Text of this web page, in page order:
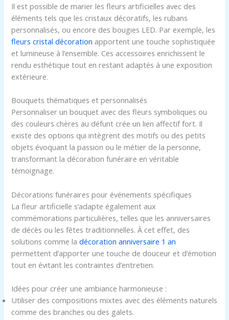
Il est possible de marier les fleurs artificielles avec des
éléments tels que les cristaux décoratifs, les rubans
personnalisés, ou encore des bougies LED. Par exemple, les
fleurs cristal décoration apportent une touche sophistiquée
et lumineuse à l’ensemble. Ces accessoires enrichissent le
rendu esthétique tout en restant adaptés à une exposition
extérieure.
Bouquets thématiques et personnalisés
Personnaliser un bouquet avec des fleurs symboliques ou
des couleurs chères au défunt crée un lien affectif fort. Il
existe des options qui intègrent des motifs ou des petits
objets évoquant la passion ou le métier de la personne,
transformant la décoration funéraire en véritable
témoignage.
Décorations funéraires pour événements spécifiques
La fleur artificielle s’adapte également aux
commémorations particulières, telles que les anniversaires
de décès ou les fêtes traditionnelles. À cet effet, des
solutions comme ladécoration anniversaire 1 an
permettent d’apporter une touche de douceur et d’émotion
tout en évitant les contraintes d’entretien.
Idées pour créer une ambiance harmonieuse :
Utiliser des compositions mixtes avec des éléments naturels
comme des branches ou des galets.